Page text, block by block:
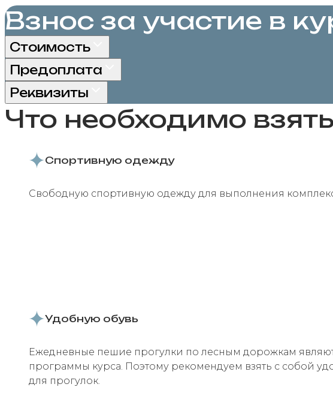
Взнос за участие в
Стоимость
Предоплата
Реквизиты
Что необходимо
Спортивную одежду
Свободную спортивную одежду для выполнения
Удобную обувь
Ежедневные пешие прогулки по лесным дорожкам
программы курса. Поэтому рекомендуем взять с собой
для прогулок.